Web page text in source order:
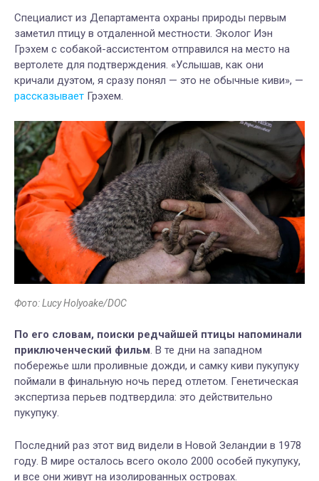
Специалист из Департамента охраны природы первым
заметил птицу в отдаленной местности. Эколог Иэн
Грэхем с собакой-ассистентом отправился на место на
вертолете для подтверждения. «Услышав, как они
кричали дуэтом, я сразу понял — это не обычные киви», —
рассказывает Грэхем.
Фото: Lucy Holyoake/DOC
По его словам, поиски редчайшей птицы напоминали
приключенческий фильм. В те дни на западном
побережье шли проливные дожди, и самку киви пукупуку
поймали в финальную ночь перед отлетом. Генетическая
экспертиза перьев подтвердила: это действительно
пукупуку.
Последний раз этот вид видели в Новой Зеландии в 1978
году. В мире осталось всего около 2000 особей пукупуку,
и все они живут на изолированных островах.